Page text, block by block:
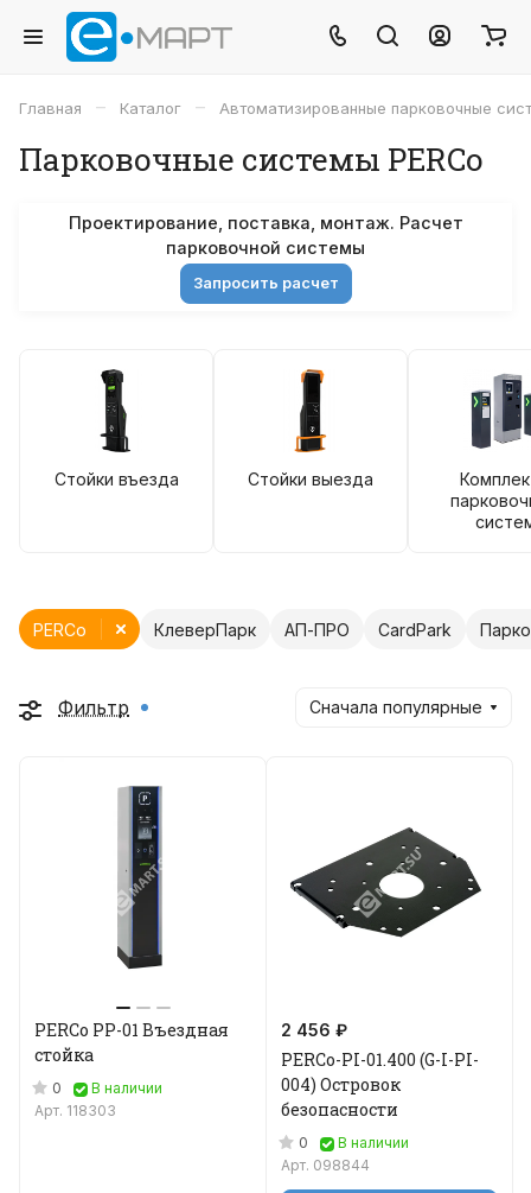
Главная – Каталог – Автоматизированные парковочные
Парковочные системы PERCo
Проектирование, поставка, монтаж. Расчет
парковочной системы
Запросить расчет
Стойки въезда Стойки выезда
КлеверПарк АП-ПРО CardPark
PERCo
Фильтр Сначала популярные
PERCo PP-01 Въездная
стойка
0
В наличии
Арт. 118303
2 456 ₽
PERCo-PI-01.400 (G-I-PI-
004) Островок
безопасности
0
В наличии
Арт. 098844